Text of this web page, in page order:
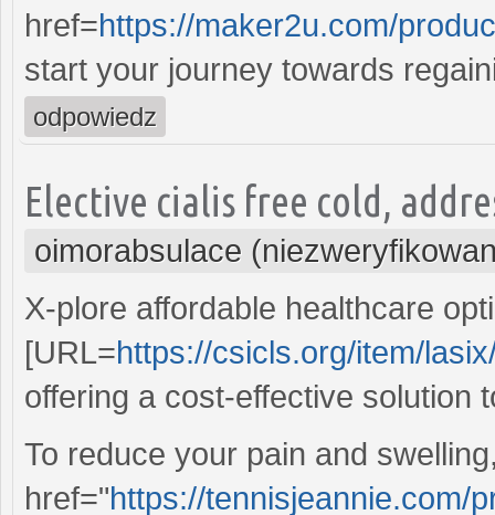
href=https://maker2u.com/
start your journey towards
odpowiedz
Elective cialis free cold,
oimorabsulace
X-plore affordable healthcare
[URL=https://csicls.org/item/
offering a cost-effective solution
To reduce your pain and
href="https://tennisjeannie.com/